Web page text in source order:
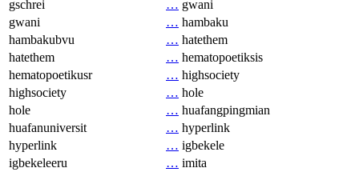
gschrei
… gwani
gwani
… hambaku
hambakubvu
… hatethem
hatethem
… hematopoetiksis
hematopoetikusr
… highsociety
highsociety
… hole
hole
… huafangpingmian
huafanuniversit
… hyperlink
hyperlink
… igbekele
igbekeleeru
… imita